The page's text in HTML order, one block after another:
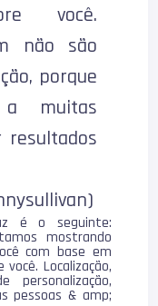
você.
não são
porque
muitas
resultados
é o seguinte:
mostrando
com base em
Localização,
pessoas & amp;